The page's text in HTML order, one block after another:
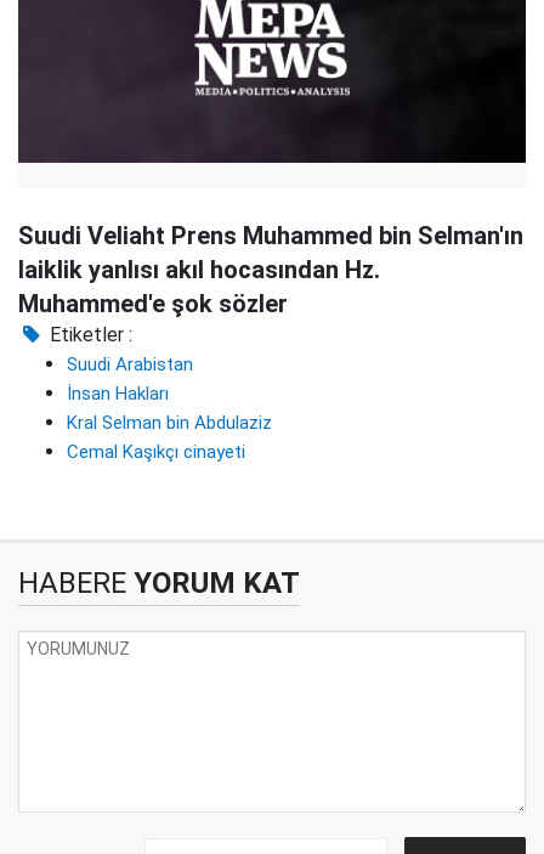
Suudi Veliaht Prens Muhammed bin Selman'ın
laiklik yanlısı akıl hocasından Hz.
Muhammed'e şok sözler
Etiketler :
Suudi Arabistan
İnsan Hakları
Kral Selman bin Abdulaziz
Cemal Kaşıkçı cinayeti
HABERE YORUM KAT